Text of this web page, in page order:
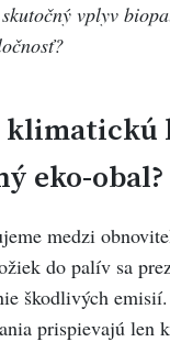
vplyv
eko-obal?
medzi
do palív sa
škodlivých
prispievajú len